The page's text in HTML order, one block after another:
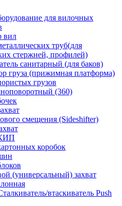
для вилочных
вил
труб(для
стержней, профилей)
санитарный (для баков)
груза (прижимная платформа)
грузов
(360)
смещения (Sideshifter)
коробок
(универсальный) захват
втаскиватель Push